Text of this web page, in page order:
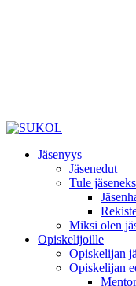
Jäsenyys
Jäsenedut
Tule
Miksi olen
Opiskelijoille
Opiskelijan
Opiskelijan